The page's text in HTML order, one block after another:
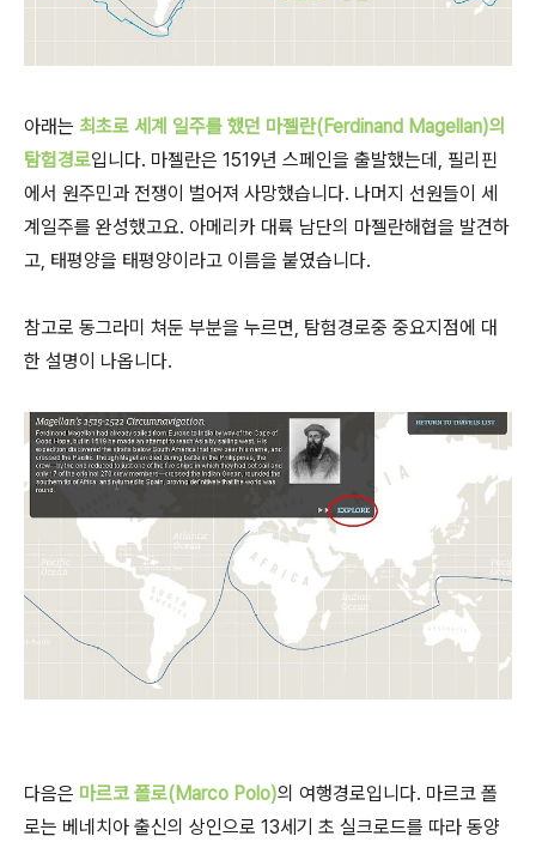
아래는 최초로 세계 일주를 했던 마젤란(Ferdinand Magellan)의
탐험경로입니다. 마젤란은 1519년 스페인을 출발했는데, 필리핀
에서 원주민과 전쟁이 벌어져 사망했습니다. 나머지 선원들이 세
계일주를 완성했고요. 아메리카 대륙 남단의 마젤란해협을 발견하
고, 태평양을 태평양이라고 이름을 붙였습니다.
참고로 동그라미 쳐둔 부분을 누르면, 탐험경로중 중요지점에 대
한 설명이 나옵니다.
다음은 마르코 폴로(Marco Polo)의 여행경로입니다. 마르코 폴
로는 베네치아 출신의 상인으로 13세기 초 실크로드를 따라 동양